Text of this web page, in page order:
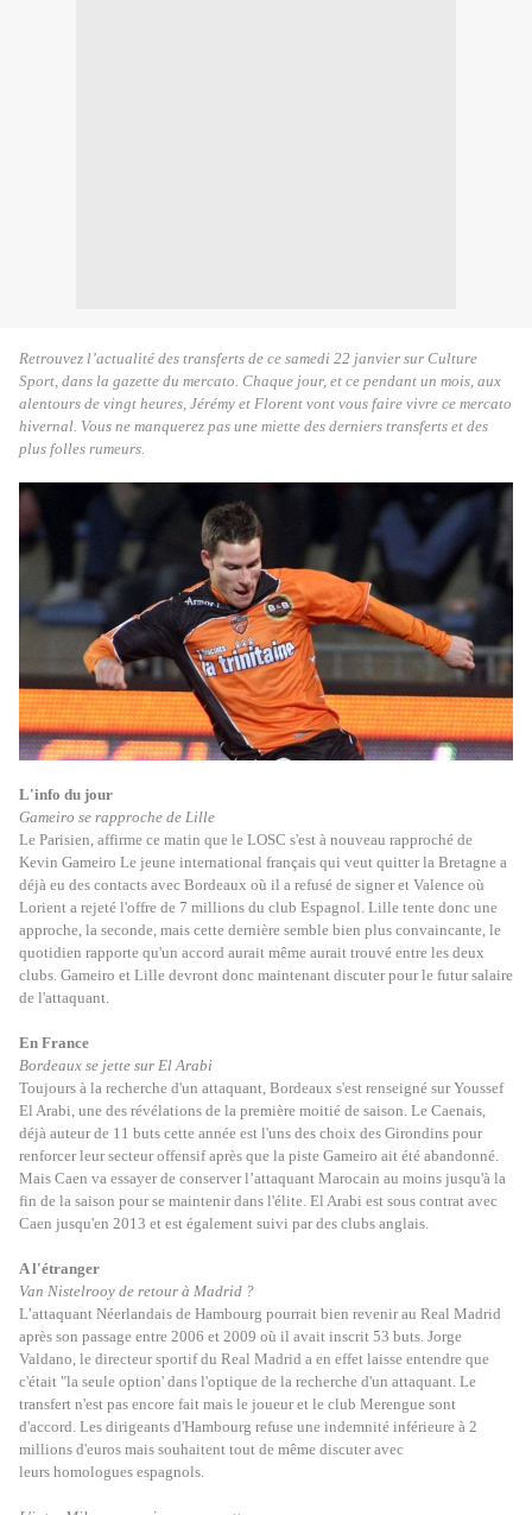
Retrouvez l’actualité des transferts de ce samedi 22 janvier sur Culture
Sport, dans la gazette du mercato. Chaque jour, et ce pendant un mois, aux
alentours de vingt heures, Jérémy et Florent vont vous faire vivre ce mercato
hivernal. Vous ne manquerez pas une miette des derniers transferts et des
plus folles rumeurs.
L'info du jour
Gameiro se rapproche de Lille
Le Parisien, affirme ce matin que le LOSC s'est à nouveau rapproché de
Kevin Gameiro Le jeune international français qui veut quitter la Bretagne a
déjà eu des contacts avec Bordeaux où il a refusé de signer et Valence où
Lorient a rejeté l'offre de 7 millions du club Espagnol. Lille tente donc une
approche, la seconde, mais cette dernière semble bien plus convaincante, le
quotidien rapporte qu'un accord aurait même aurait trouvé entre les deux
clubs. Gameiro et Lille devront donc maintenant discuter pour le futur salaire
de l'attaquant.
En France
Bordeaux se jette sur El Arabi
Toujours à la recherche d'un attaquant, Bordeaux s'est renseigné sur Youssef
El Arabi, une des révélations de la première moitié de saison. Le Caenais,
déjà auteur de 11 buts cette année est l'uns des choix des Girondins pour
renforcer leur secteur offensif après que la piste Gameiro ait été abandonné.
Mais Caen va essayer de conserver l’attaquant Marocain au moins jusqu'à la
fin de la saison pour se maintenir dans l'élite. El Arabi est sous contrat avec
Caen jusqu'en 2013 et est également suivi par des clubs anglais.
A l'étranger
Van Nistelrooy de retour à Madrid ?
L’attaquant Néerlandais de Hambourg pourrait bien revenir au Real Madrid
après son passage entre 2006 et 2009 où il avait inscrit 53 buts. Jorge
Valdano, le directeursportif du Real Madrid a en effet laisse entendre que
c'était "la seule option' dans l'optique de la recherche d'un attaquant. Le
transfert n'est pas encore fait mais le joueuret le club Merengue sont
d'accord. Les dirigeants d'Hambourg refuse une indemnité inférieure à 2
millions d'euros mais souhaitent tout de même discuter avec
leurs homologues espagnols.